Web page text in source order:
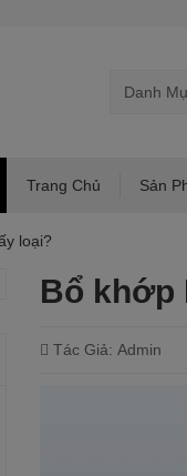
Trang Chủ Sản
loại?
Bổ khớp
Tác Giả: Admin